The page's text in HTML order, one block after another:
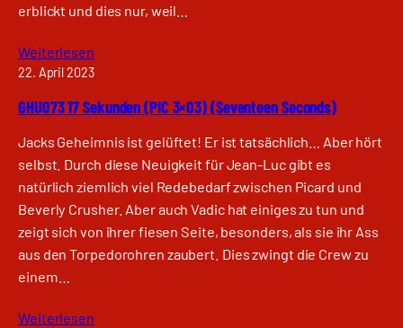
erblickt und dies nur, weil…
Weiterlesen
22. April 2023
GHU073 17 Sekunden (PIC 3×03) (Seventeen Seconds)
Jacks Geheimnis ist gelüftet! Er ist tatsächlich… Aber hört
selbst. Durch diese Neuigkeit für Jean-Luc gibt es
natürlich ziemlich viel Redebedarf zwischen Picard und
Beverly Crusher. Aber auch Vadic hat einiges zu tun und
zeigt sich von ihrer fiesen Seite, besonders, als sie ihr Ass
aus den Torpedorohren zaubert. Dies zwingt die Crew zu
einem…
Weiterlesen